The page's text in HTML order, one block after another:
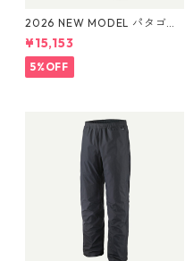
2026 NEW MODEL パタゴニ
ア レフュジオ・デイパック 2
6L Blue Sage 47914 Patagon
ia Refugio Daypack 26L 日
本正規品
¥15,153
5%OFF